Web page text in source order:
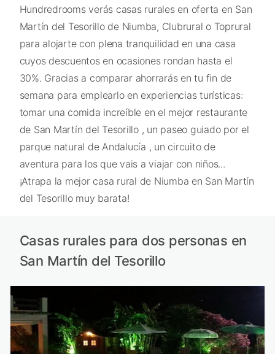
Hundredrooms verás casas rurales en oferta en San
Martín del Tesorillo de Niumba, Clubrural o Toprural
para alojarte con plena tranquilidad en una casa
cuyos descuentos en ocasiones rondan hasta el
30%. Gracias a comparar ahorrarás en tu fin de
semana para emplearlo en experiencias turísticas:
tomar una comida increíble en el mejor restaurante
de San Martín del Tesorillo , un paseo guiado por el
parque natural de Andalucía , un circuito de
aventura para los que vais a viajar con niños...
¡Atrapa la mejor casa rural de Niumba en San Martín
del Tesorillo muy barata!
Casas rurales para dos personas en
San Martín del Tesorillo